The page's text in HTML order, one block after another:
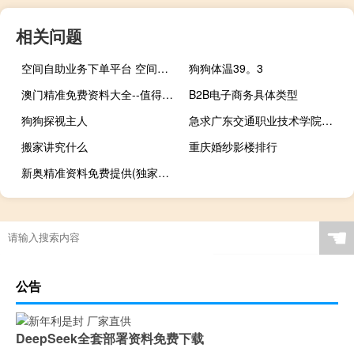
相关问题
空间自助业务下单平台 空间自助下单业务(空间业务在线下单全网最低价)
狗狗体温39。3
澳门精准免费资料大全--值得支持--3DM81.13.65
B2B电子商务具体类型
狗狗探视主人
急求广东交通职业技术学院各专业代码 广东交通职业技术学院
搬家讲究什么
重庆婚纱影楼排行
新奥精准资料免费提供(独家猛料),黏稠精选解释落实_网页版62.77.12
☚
公告
DeepSeek全套部署资料免费下载